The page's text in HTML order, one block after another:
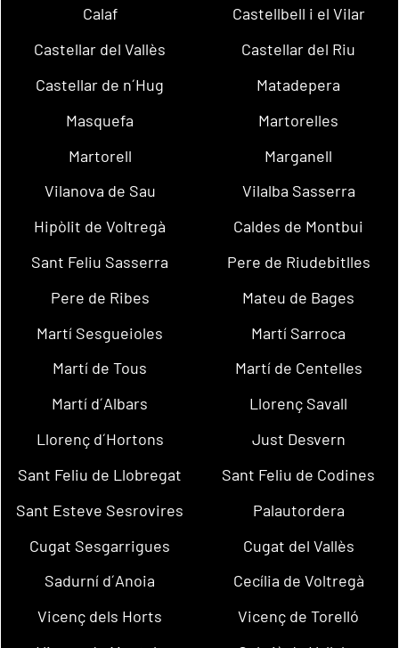
Calaf
Castellbell i el Vilar
Castellar del Vallès
Castellar del Riu
Castellar de n´Hug
Matadepera
Masquefa
Martorelles
Martorell
Marganell
Vilanova de Sau
Vilalba Sasserra
Hipòlit de Voltregà
Caldes de Montbui
Sant Feliu Sasserra
Pere de Riudebitlles
Pere de Ribes
Mateu de Bages
Martí Sesgueioles
Martí Sarroca
Martí de Tous
Martí de Centelles
Martí d´Albars
Llorenç Savall
Llorenç d´Hortons
Just Desvern
Sant Feliu de Llobregat
Sant Feliu de Codines
Sant Esteve Sesrovires
Palautordera
Cugat Sesgarrigues
Cugat del Vallès
Sadurní d´Anoia
Cecília de Voltregà
Vicenç dels Horts
Vicenç de Torelló